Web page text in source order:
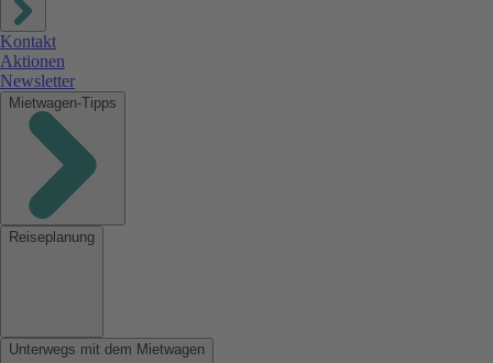
Kontakt
Aktionen
Newsletter
Mietwagen-Tipps
Reiseplanung
Unterwegs mit dem Mietwagen